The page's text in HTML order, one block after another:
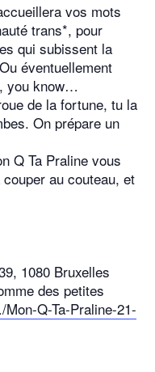
vos mots
trans*, pour
qui subissent la
éventuellement
you know…
de la fortune, tu la
On prépare un
Q Ta Praline vous
au couteau, et
1080 Bruxelles
des petites
Q-Ta-Praline-21-